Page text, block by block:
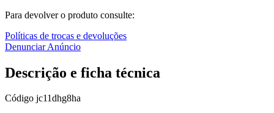
Para devolver o produto consulte:
Políticas de trocas e devoluções
Denunciar Anúncio
Descrição e ficha técnica
Código jc11dhg8ha